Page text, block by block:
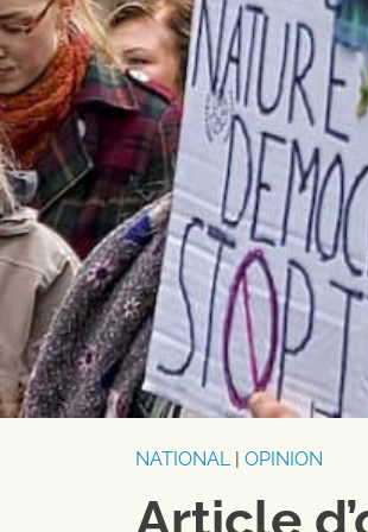
NATIONAL| OPINION
Article